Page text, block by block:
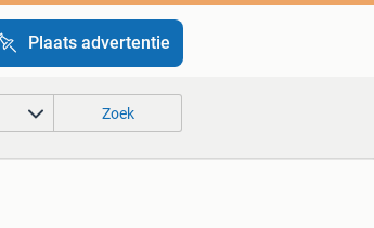
Plaats advertentie
Zoek